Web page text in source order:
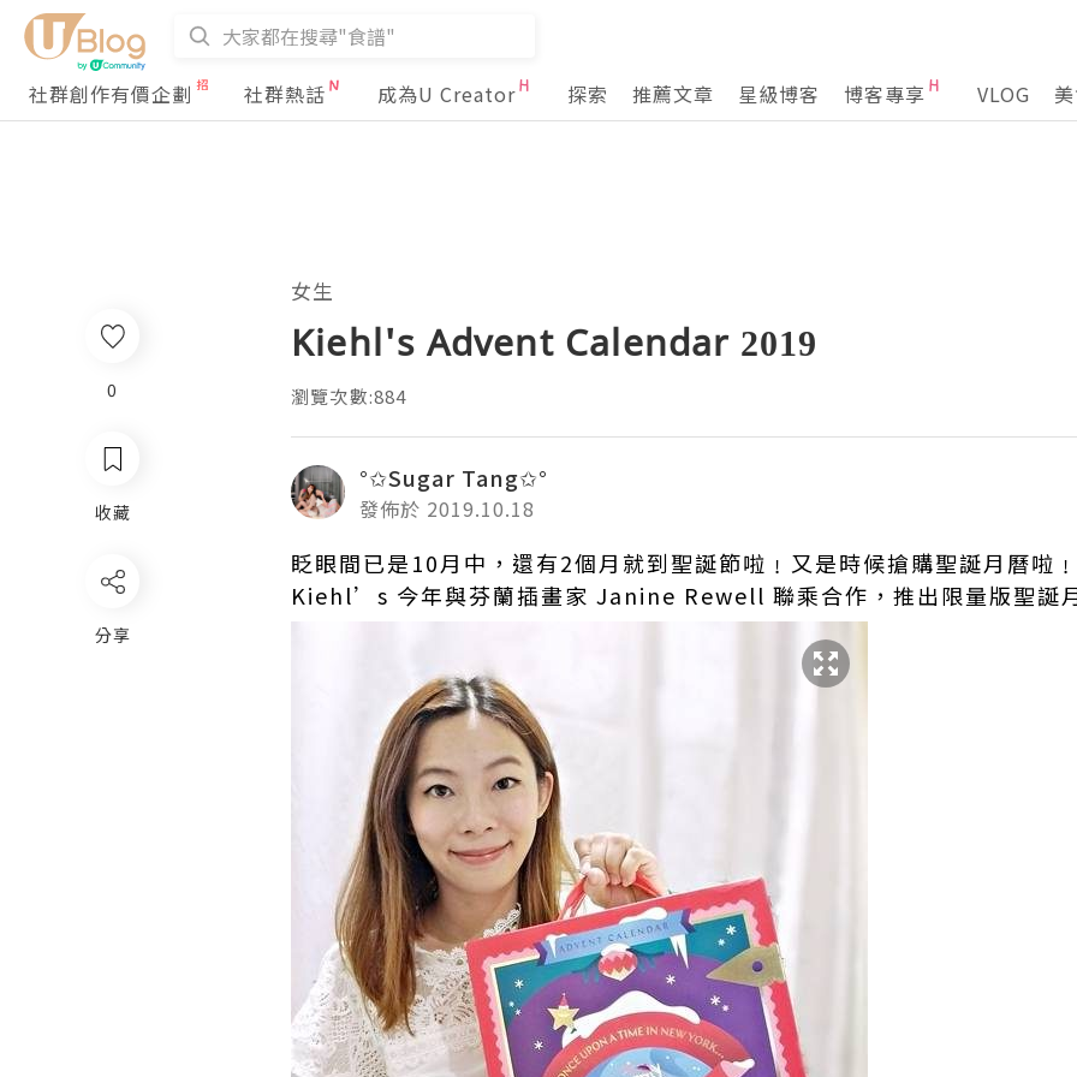
社群創作有價企劃
社群熱話 成為U Creator 探索 推薦文章 星級博客 博客專享 VLOG
0
收藏
分享
女生
Kiehl's Advent Calendar 2019
瀏覽次數:884
°✩Sugar Tang✩°
發佈於 2019.10.18
眨眼間已是10月中，還有2個月就到聖誕節啦﹗又是時候搶購聖誕月曆啦﹗
Kiehl’s 今年與芬蘭插畫家 Janine Rewell 聯乘合作，推出限量版聖誕